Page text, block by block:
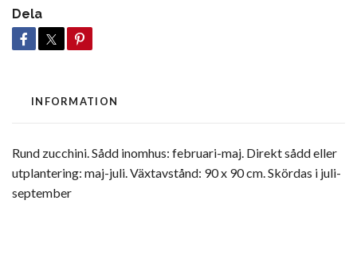
Dela
INFORMATION
Rund zucchini. Sådd inomhus: februari-maj. Direkt sådd eller
utplantering: maj-juli. Växtavstånd: 90 x 90 cm. Skördas i juli-
september